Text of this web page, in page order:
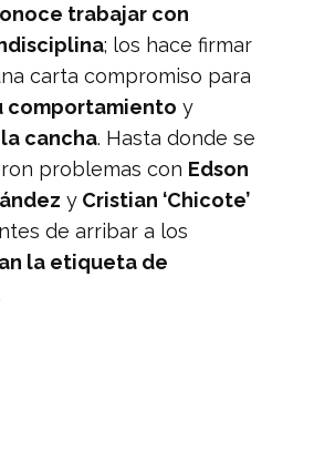
trabajar con
; los hace firmar
carta compromiso para
comportamiento y
cancha. Hasta donde se
problemas con Edson
y Cristian ‘Chicote’
de arribar a los
la etiqueta de